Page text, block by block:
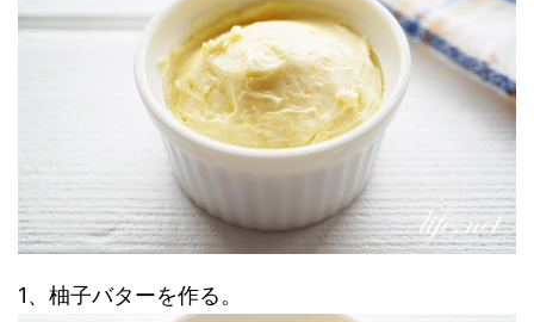
1、柚子バターを作る。